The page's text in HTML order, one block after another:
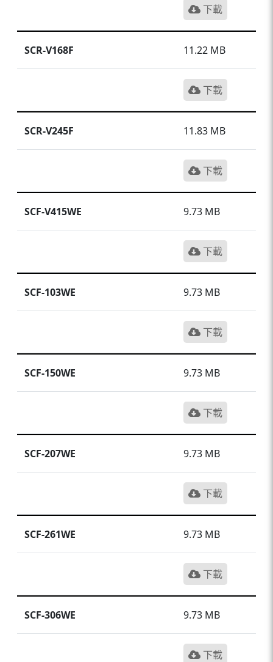
下載
SCR-V168F 11.22 MB
下載
SCR-V245F 11.83 MB
下載
SCF-V415WE 9.73 MB
下載
SCF-103WE 9.73 MB
下載
SCF-150WE 9.73 MB
下載
SCF-207WE 9.73 MB
下載
SCF-261WE 9.73 MB
下載
SCF-306WE 9.73 MB
下載